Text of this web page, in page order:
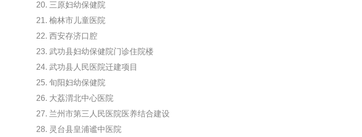
20. 三原妇幼保健院
21. 榆林市儿童医院
22. 西安存济口腔
23. 武功县妇幼保健院门诊住院楼
24. 武功县人民医院迁建项目
25. 旬阳妇幼保健院
26. 大荔渭北中心医院
27. 兰州市第三人民医院医养结合建设
28. 灵台县皇浦谧中医院